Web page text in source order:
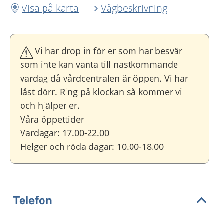
Visa på karta
Vägbeskrivning
Vi har drop in för er som har besvär
som inte kan vänta till nästkommande
vardag då vårdcentralen är öppen. Vi har
låst dörr. Ring på klockan så kommer vi
och hjälper er.
Våra öppettider
Vardagar: 17.00-22.00
Helger och röda dagar: 10.00-18.00
Telefon